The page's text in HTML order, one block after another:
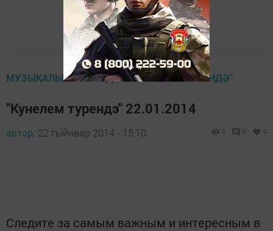
МУЗЫКАЛЬНАЯ ПЕРЕДАЧА "КУНЕЛЕМ ТУРЕНДӘ"
"Кунелем турендэ" 22.01.2014
автор, 22 гыйнвар 2014 - 15:10 0 0 0
Следите за самым важным и интересным в